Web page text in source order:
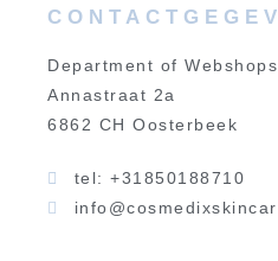
Department of
Annastraat 2a
6862 CH Oosterbeek
tel: +31850188710